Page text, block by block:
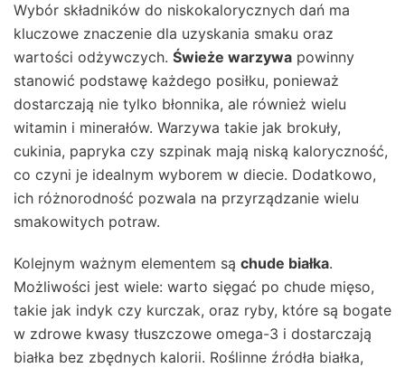
Wybór składników do niskokalorycznych dań ma
kluczowe znaczenie dla uzyskania smaku oraz
wartości odżywczych. Świeże warzywa powinny
stanowić podstawę każdego posiłku, ponieważ
dostarczają nie tylko błonnika, ale również wielu
witamin i minerałów. Warzywa takie jak brokuły,
cukinia, papryka czy szpinak mają niską kaloryczność,
co czyni je idealnym wyborem w diecie. Dodatkowo,
ich różnorodność pozwala na przyrządzanie wielu
smakowitych potraw.
Kolejnym ważnym elementem są chude białka.
Możliwości jest wiele: warto sięgać po chude mięso,
takie jak indyk czy kurczak, oraz ryby, które są bogate
w zdrowe kwasy tłuszczowe omega-3 i dostarczają
białka bez zbędnych kalorii. Roślinne źródła białka,